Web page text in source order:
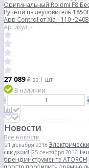
Оригинальный Roidmi F8
Ручной пылеуловитель
App Control от Xia - 110~240В
Артикул: -
27 089₽ за 1 шт
В наличии
-
Новости
Все новости
21 декабря 2016
скидкой! 25 сентября 2016
бренд инструмента ATORCH